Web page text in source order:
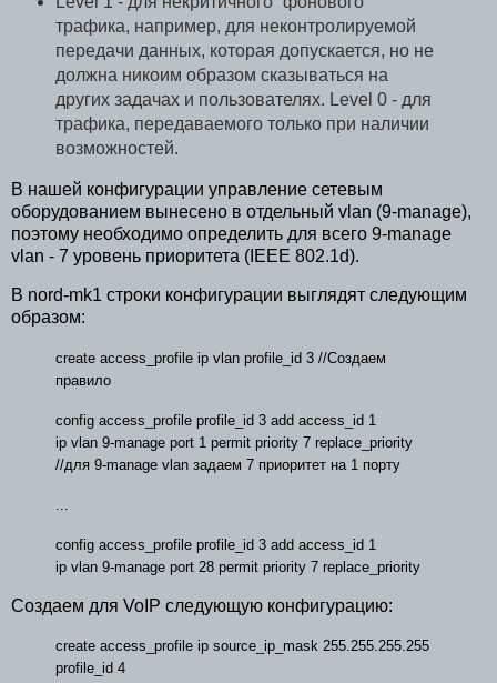
трафика, например, для неконтролируемой
передачи данных, которая допускается, но не
должна никоим образом сказываться на
других задачах и пользователях. Level 0 - для
трафика, передаваемого только при наличии
возможностей.
В нашей конфигурации управление сетевым
оборудованием вынесено в отдельный vlan (9-manage),
поэтому необходимо определить для всего 9-manage
vlan - 7 уровень приоритета (IEEE 802.1d).
В nord-mk1 строки конфигурации выглядят следующим
образом:
create access_profile ip vlan profile_id 3 //Создаем
правило
config access_profile profile_id 3 add access_id 1
ip vlan 9-manage port 1 permit priority 7 replace_priority
//для 9-manage vlan задаем 7 приоритет на1 порту
config access_profile profile_id 3 add access_id 1
ip vlan 9-manage port 28 permit priority 7 replace_priority
Создаем для VoIP следующую конфигурацию:
create access_profile ip source_ip_mask 255.255.255.255
profile_id 4